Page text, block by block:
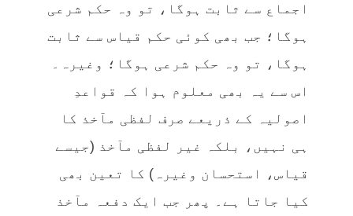
اجماع سے ثابت ہوگا، تو وہ حکم شرعی
ہوگا؛ جب بھی کوئی حکم قیاس سے ثابت
ہوگا، تو وہ حکم شرعی ہوگا؛ وغیرہ۔
اس سے یہ بھی معلوم ہوا کہ قواعدِ
اصولیہ کے ذریعے صرف لفظی مآخذ کا
ہی نہیں، بلکہ غیر لفظی مآخذ (جیسے
قیاس، استحسان وغیرہ) کا تعین بھی
کیا جاتا ہے۔ پھر جب ایک دفعہ مآخذ